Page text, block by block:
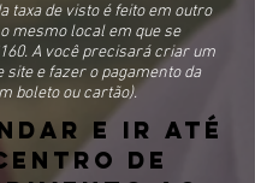
taxa de visto é feito em outro
mesmo local em que se
A você precisará criar um
site e fazer o pagamento da
boleto ou cartão).
E IR ATÉ
DE